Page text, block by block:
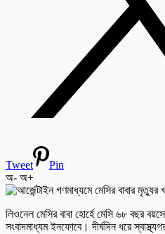
Tweet
Pin
অ- অ+
লিওনেল মেসির বাবা হোর্হে মেসি ৬৮ বছর
সংবাদমাধ্যম ইনফোবে। দীর্ঘদিন ধরে